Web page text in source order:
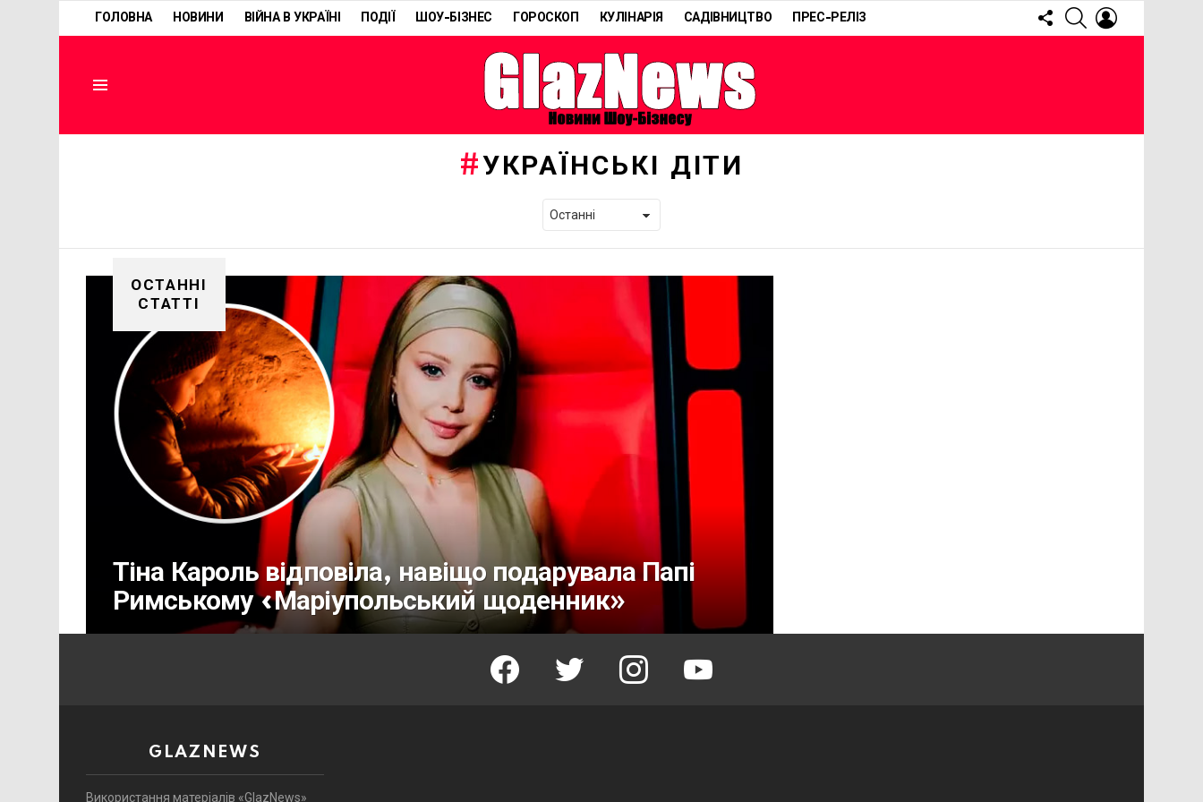
ГОЛОВНА НОВИНИ ВІЙНА В УКРАЇНІ ПОДІЇ ШОУ-БІЗНЕС ГОРОСКОП КУЛІНАРІЯ САДІВНИЦТВО ПРЕС-РЕЛІЗ
FOLLOW
US
SEARCH
УКРАЇНСЬКІ ДІТИ
ОСТАННІ
СТАТТІ
Тіна Кароль відповіла, навіщо подарувала Папі
Римському «Маріупольський щоденник»
facebook twitter instagram youtube
GLAZNEWS
Використання матеріалів «GlazNews»